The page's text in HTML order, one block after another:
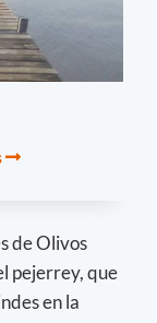
de Olivos
pejerrey, que
en la